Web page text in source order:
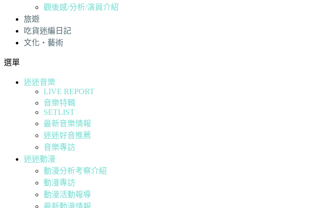
觀後感/分析/演員介紹
旅遊
吃貨迷編日記
文化・藝術
選單
迷迷音樂
LIVE REPORT
音樂特輯
SETLIST
最新音樂情報
迷迷好音推薦
音樂專訪
迷迷動漫
動漫分析考察介紹
動漫專訪
動漫活動報導
最新動漫情報